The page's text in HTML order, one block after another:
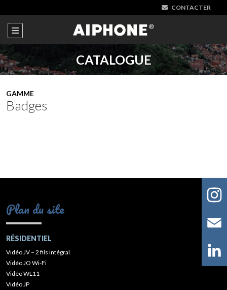
CONTACTER
CATALOGUE
GAMME
Badges
Plan du site
RÉSIDENTIEL
Vidéo JV – 2 fils intégral
Vidéo JO Wi-Fi
Vidéo WL11
Vidéo JP